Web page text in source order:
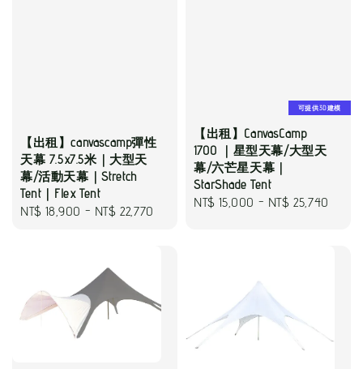
【出租】canvascamp彈性
天幕 7.5x7.5米｜大型天
幕/活動天幕｜Stretch
Tent｜Flex Tent
Regular
NT$ 18,900 - NT$ 22,770
可提供3D建模
【出租】CanvasCamp
1700 ｜星型天幕/大型天
幕/六芒星天幕｜
StarShade Tent
Regular
NT$ 15,000 - NT$ 25,740